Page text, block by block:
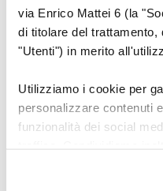
via Enrico Mattei 6 (la
di titolare del trattamento,
"Utenti") in merito
Utilizziamo i cookie per
personalizzare contenuti
funzionalità dei social
di analisi dei dati web,
Irrorare con
filtrata.